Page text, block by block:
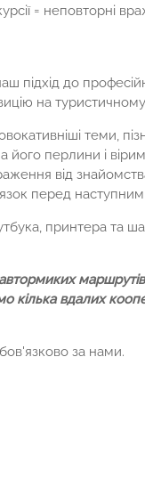
= неповторні
до
на
теми,
його перлини і
від
перед
принтера та
вдалих
за нами.